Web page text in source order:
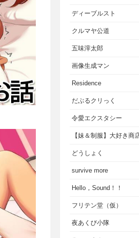
ディーブルスト
クルマヤ公道
五味滓太郎
画像生成マン
Residence
だぶるクリっく
令愛エクスタシー
【妹＆制服】大好き商
どうしょく
survive more
Hello，Sound！！
フリテン堂（仮）
夜あくび小隊